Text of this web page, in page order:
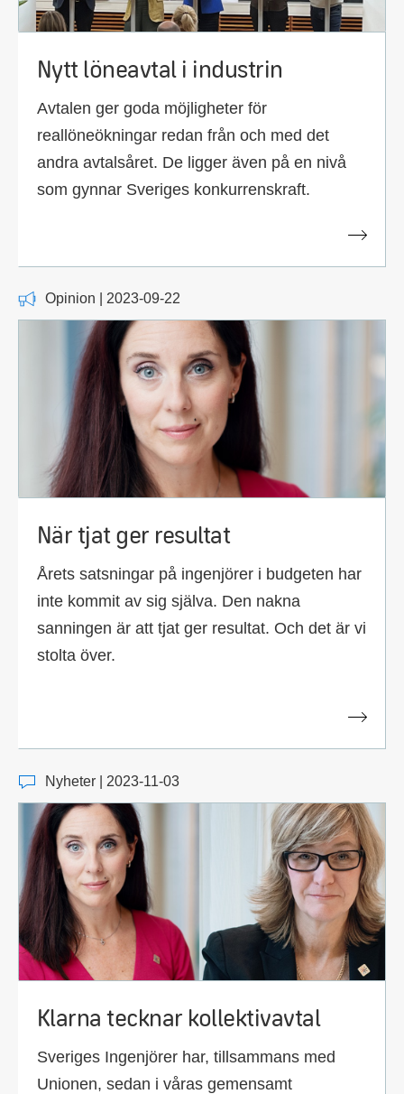
Nytt löneavtal i industrin
Avtalen ger goda möjligheter för
reallöneökningar redan från och med det
andra avtalsåret. De ligger även på en nivå
som gynnar Sveriges konkurrenskraft.
Opinion | 2023-09-22
När tjat ger resultat
Årets satsningar på ingenjörer i budgeten har
inte kommit av sig själva. Den nakna
sanningen är att tjat ger resultat. Och det är vi
stolta över.
Nyheter | 2023-11-03
Klarna tecknar kollektivavtal
Sveriges Ingenjörer har, tillsammans med
Unionen, sedan i våras gemensamt